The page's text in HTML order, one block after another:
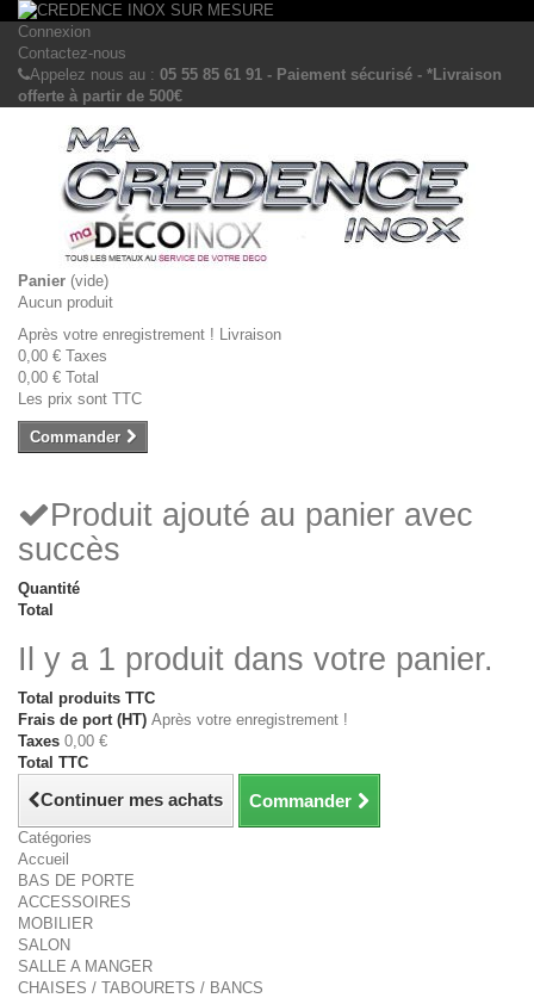
Connexion
Contactez-nous
Appelez nous au : 05 55 85 61 91 - Paiement sécurisé - *Livraison
offerte à partir de 500€
Panier (vide)
Aucun produit
Après votre enregistrement ! Livraison
0,00 € Taxes
0,00 € Total
Les prix sont TTC
Commander
Produit ajouté au panier avec
succès
Quantité
Total
Il y a 1 produit dans votre panier.
Total produits TTC
Frais de port (HT) Après votre enregistrement !
Taxes 0,00 €
Total TTC
Continuer mes achats Commander
Catégories
Accueil
BAS DE PORTE
ACCESSOIRES
MOBILIER
SALON
SALLE A MANGER
CHAISES / TABOURETS / BANCS